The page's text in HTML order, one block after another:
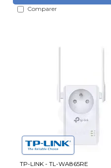
Comparer
TP-LINK - TL-WA865RE